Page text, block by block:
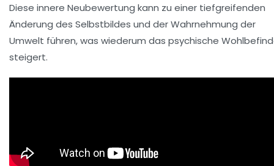
Diese innere Neubewertung kann zu einer tiefgreifenden
Änderung des Selbstbildes und der Wahrnehmung der
Umwelt führen, was wiederum das psychische
steigert.